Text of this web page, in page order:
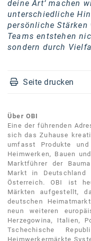
Kontakt
deine Art‘ machen
unterschiedliche
persönliche
Teams entstehen
sondern durch
Seite drucken
Über OBI
Eine der führenden
sich das Zuhause
umfasst Produkte
Heimwerken, Bauen
Marktführer der
Markt in
Österreich. OBI ist
Märkten aufgestellt,
deutschen
neun weiteren
Herzegowina, Italien,
Tschechische
Heimwerkermärkte